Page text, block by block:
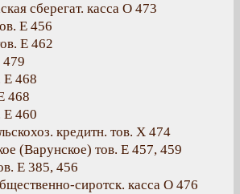
сберегат. касса О 473
Е 456
Е 462
Е 468
468
Е 460
кредитн. тов. Х 474
(Варунское) тов. Е 457, 459
Е 385, 456
сиротск. касса О 476